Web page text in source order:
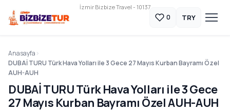
İzmir Bizbize Travel - 10137
0 TRY
Anasayfa
DUBAİ TURU Türk Hava Yolları ile 3 Gece 27 Mayıs Kurban Bayramı Özel
AUH-AUH
DUBAİ TURU Türk Hava Yolları ile 3 Gece
27 Mayıs Kurban Bayramı Özel AUH-AUH